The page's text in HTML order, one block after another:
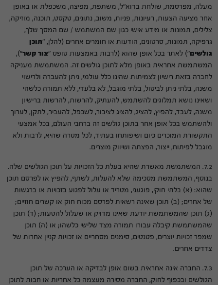
מעלה, מפרסמת, שולחת בדוא"ל, משתפת, מפיצה, משכפלת או באופן
אחר מציעה הצעות, רעיונות, פניות, משוב, נתונים, טקסט, תוכנה, מוזיקה,
צלילים, תמונות או מידע אישי כגון שם המשתמש / שם המסך שלך,
גרפיקה, תמונות, סרטונים, הודעות או חומרים אחרים (להלן, "תוכן
גולשים") לאתר בכל אופן שהוא (לרבות באמצעות טופס "צור קשר"),
המשתמשת אחראית באופן מלא לתוכן גולשים זה. המשתמשת מעניקה
לחברה בזאת רישיון לצמיתות שהינו כלל עולמי, ניתן להעברה ולרישוי
משנה, בלתי ניתן לביטול, בלתי מוגבל, לא בלעדי, ללא תמורה כלשהי
ושאינו נושא תמלוגים להשתמש, להעתיק, להרשות, להרשות ברישיון
משנה, לעבד, להפיץ, להציג, להציג לציבור, לשכפל, להעביר, לתקן, לערוך
ולהשתמש בכל אופן אחר בתוכן גולשים זה ברחבי העולם, בכל אמצעי
התקשורת המוכרים כיום ושיפותחו בעתיד, לכל מטרה שהיא, לרבות ולא
מוגבל לפיתוח, ייצור, הפצתה ושיווק מוצרים.
7.2. המשתמשת מאשרת שהיא בעלת כל הזכויות על תוכן הגולשים שלה.
בנוסף, המשתמשת מסכימה שלא להעלות, לשתף, להפיץ או לפרסם תוכן
שהוא: (א) בלתי חוקי, פוגעני, מטריד או עלול לפגוע בזכויות או ברגשות
של אחרים; (ב) תוכן שאינה רשאית לפרסם מכוח חוק או קשרים חוזיים;
(ג) תוכן שהמשתמשת יודעת שאינו מדויק או שעלול להטעות; (ד) תוכן
שהמשתמשת קיבלה עבורו תמורה מצד שלישי כלשהו; או (ה) תוכן
שמפר זכויות יוצרים, פטנטים, סימנים מסחריים או זכויות קניין אחרות של
צדדים אחרים.
7.3. החברה אינה אחראית בשום אופן לבדיקה או הערכה של תוכן
הגולשים ובכפוף לחוק, החברה מסירה מעצמה כל אחריות או חבות לתוכן